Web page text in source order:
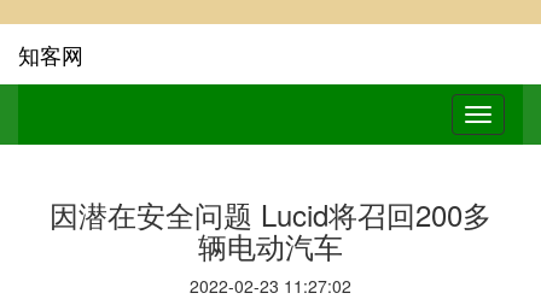
知客网
因潜在安全问题 Lucid将召回200多
辆电动汽车
2022-02-23 11:27:02